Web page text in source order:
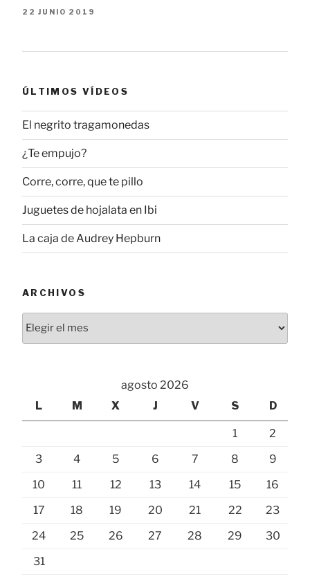
22 JUNIO 2019
ÚLTIMOS VÍDEOS
El negrito tragamonedas
¿Te empujo?
Corre, corre, que te pillo
Juguetes de hojalata en Ibi
La caja de Audrey Hepburn
ARCHIVOS
agosto 2026
L
M X J V S D
1
2
3
4 5 6 7 8
9
10
11 12 13 14 15
16
17
18 19 20 21 22
23
24
25 26 27 28 29
30
31